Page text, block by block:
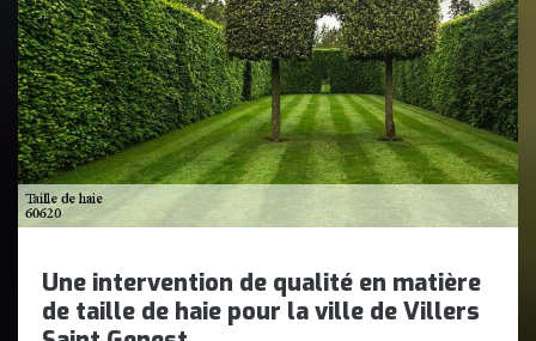
Une intervention de qualité en matière
de taille de haie pour la ville de Villers